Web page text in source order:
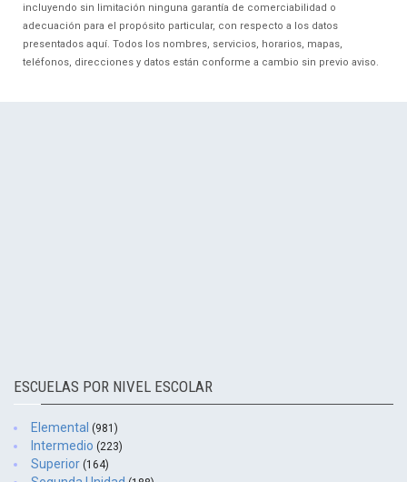
incluyendo sin limitación ninguna garantía de comerciabilidad o
adecuación para el propósito particular, con respecto a los datos
presentados aquí. Todos los nombres, servicios, horarios, mapas,
teléfonos, direcciones y datos están conforme a cambio sin previo aviso.
ESCUELAS POR NIVEL ESCOLAR
Elemental (981)
Intermedio (223)
Superior (164)